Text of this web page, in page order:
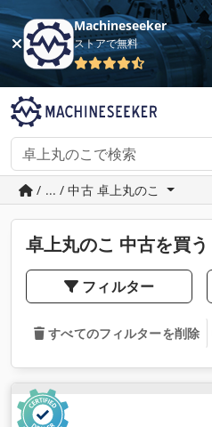
Machineseeker
ストアで無料
/ ... / 中古 卓上丸のこ
卓上丸のこ 中古を買う
フィルター
すべてのフィルターを削除